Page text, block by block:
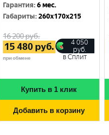
Гарантия:6 мес.
Габариты:260x170x215
16 200руб.
15 480 руб.
при обмене
4 050
руб.
в Сплит
Купить в 1 клик
Добавить в корзину